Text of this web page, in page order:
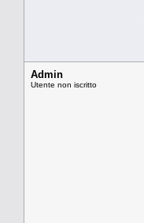
Admin
Utente non iscritto